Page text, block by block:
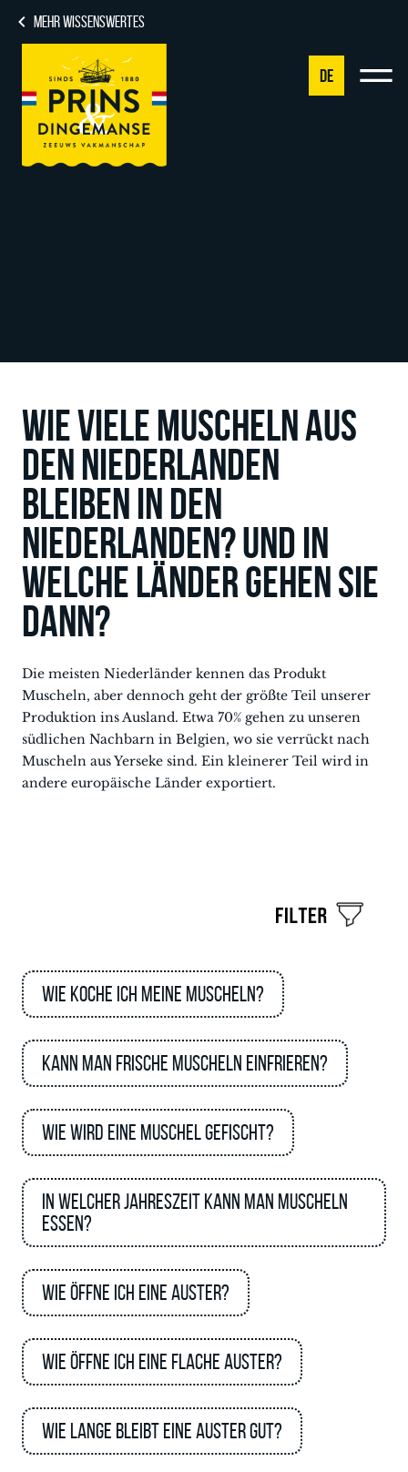
MEHR WISSENSWERTES
DE
Wie viele Muscheln aus
den Niederlanden
bleiben in den
Niederlanden? Und in
welche Länder gehen sie
dann?
Die meisten Niederländer kennen das Produkt
Muscheln, aber dennoch geht der größte Teil unserer
Produktion ins Ausland. Etwa 70% gehen zu unseren
südlichen Nachbarn in Belgien, wo sie verrückt nach
Muscheln aus Yerseke sind. Ein kleinerer Teil wird in
andere europäische Länder exportiert.
Wie koche ich meine Muscheln?
Kann man frische Muscheln einfrieren?
Wie wird eine Muschel gefischt?
In welcher Jahreszeit kann man Muscheln
essen?
Wie öffne ich eine Auster?
Wie öffne ich eine flache Auster?
Wie lange bleibt eine Auster gut?